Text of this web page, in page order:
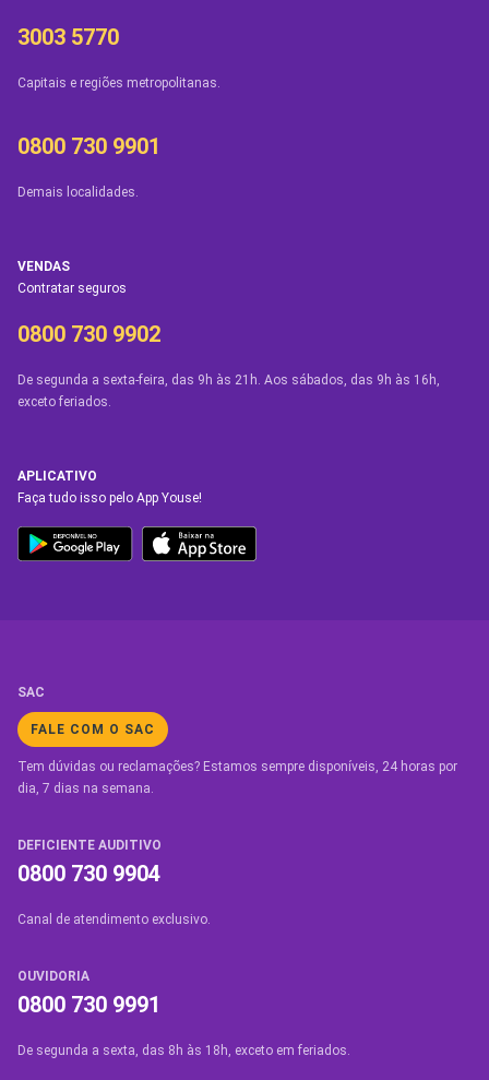
3003 5770
Capitais e regiões metropolitanas.
0800 730 9901
Demais localidades.
VENDAS
Contratar seguros
0800 730 9902
De segunda a sexta-feira, das 9h às 21h. Aos sábados, das 9h às 16h,
exceto feriados.
APLICATIVO
Faça tudo isso pelo App Youse!
SAC
FALE COM O SAC
Tem dúvidas ou reclamações? Estamos sempre disponíveis, 24 horas por
dia, 7 dias na semana.
DEFICIENTE AUDITIVO
0800 730 9904
Canal de atendimento exclusivo.
OUVIDORIA
0800 730 9991
De segunda a sexta, das 8h às 18h, exceto em feriados.